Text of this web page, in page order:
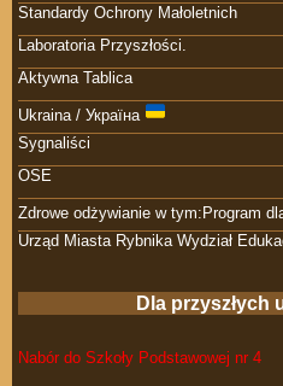
Standardy Ochrony Małoletnich
Laboratoria Przyszłości.
Aktywna Tablica
Ukraina / Україна
Sygnaliści
OSE
Zdrowe odżywianie w tym:Program
Urząd Miasta Rybnika Wydział
Dla przyszłych
Nabór do Szkoły Podstawowej nr 4